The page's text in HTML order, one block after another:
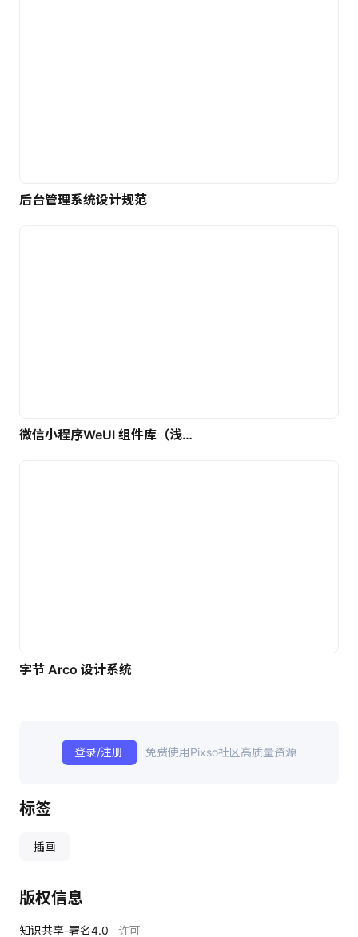
后台管理系统设计规范
微信小程序WeUI 组件库（浅色）| 免费UI设计素材
字节 Arco 设计系统
登录/注册 免费使用Pixso社区高质量资源
标签
插画
版权信息
知识共享-署名4.0 许可